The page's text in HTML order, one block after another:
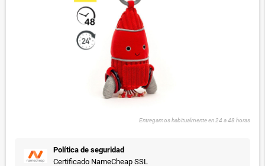
Entregamos habitualmente en 24 a 48 horas
Política de seguridad
Certificado NameCheap SSL